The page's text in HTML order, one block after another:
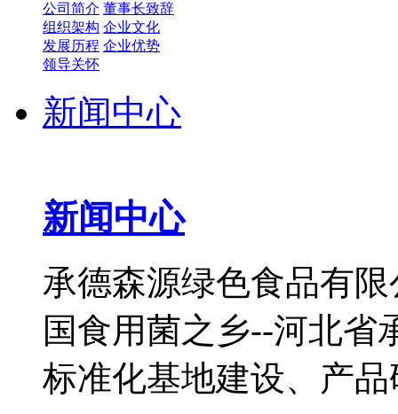
公司简介 董事长致辞
组织架构 企业文化
发展历程 企业优势
领导关怀
新闻中心
新闻中心
承德森源绿色食品有
国食用菌之乡--河北省
标准化基地建设、产